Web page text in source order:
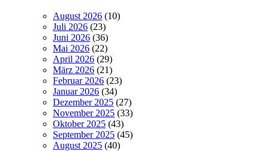
August 2026 (10)
Juli 2026 (23)
Juni 2026 (36)
Mai 2026 (22)
April 2026 (29)
März 2026 (21)
Februar 2026 (23)
Januar 2026 (34)
Dezember 2025 (27)
November 2025 (33)
Oktober 2025 (43)
September 2025 (45)
August 2025 (40)